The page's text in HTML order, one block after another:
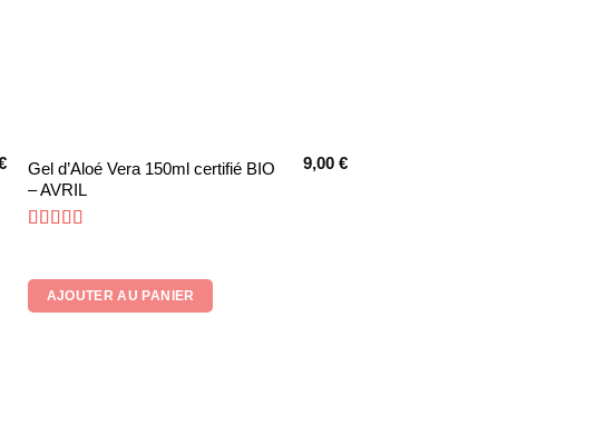
Gel d’Aloé Vera 150ml certifié BIO
– AVRIL
9,00€
AJOUTER AU PANIER